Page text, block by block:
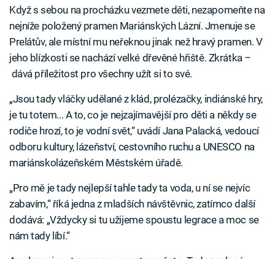
Když s sebou na procházku vezmete děti, nezapomeňte na
nejníže položený pramen Mariánských Lázní. Jmenuje se
Prelátův, ale místní mu neřeknou jinak než hravý pramen. V
jeho blízkosti se nachází velké dřevěné hřiště. Zkrátka –
dává příležitost pro všechny užít si to své.
„Jsou tady vláčky udělané z klád, prolézačky, indiánské hry,
je tu totem... A to, co je nejzajímavější pro děti a někdy se
rodiče hrozí, to je vodní svět,“ uvádí Jana Palacká, vedoucí
odboru kultury, lázeňství, cestovního ruchu a UNESCO na
mariánskolázeňském Městském úřadě.
„Pro mě je tady nejlepší tahle tady ta voda, u ní se nejvíc
zabavím,“ říká jedna z mladších návštěvnic, zatímco další
dodává: „Vždycky si tu užijeme spoustu legrace a moc se
nám tady líbí.“